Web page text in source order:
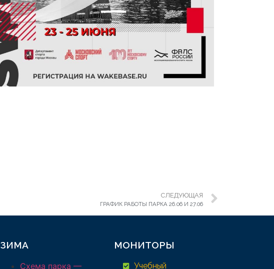
СЛЕДУЮЩАЯ
ГРАФИК РАБОТЫ ПАРКА 26.06 И 27.06
ЗИМА
Схема парка —
МОНИТОРЫ
Учебный